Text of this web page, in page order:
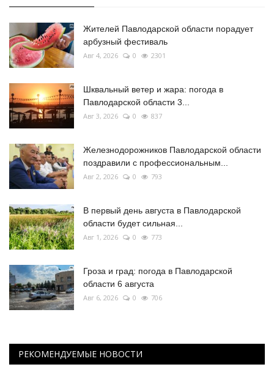
Жителей Павлодарской области порадует
арбузный фестиваль
Авг 4, 2026 0 2301
Шквальный ветер и жара: погода в
Павлодарской области 3...
Авг 3, 2026 0 837
Железнодорожников Павлодарской области
поздравили с профессиональным...
Авг 2, 2026 0 793
В первый день августа в Павлодарской
области будет сильная...
Авг 1, 2026 0 773
Гроза и град: погода в Павлодарской
области 6 августа
Авг 6, 2026 0 706
РЕКОМЕНДУЕМЫЕ НОВОСТИ